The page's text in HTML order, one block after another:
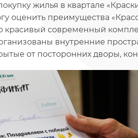
жилья в квартале
оценить преимущества
красивый современный
внутренние
от посторонних дворы,